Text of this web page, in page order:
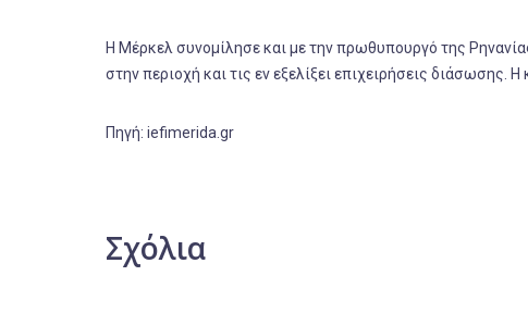
Η Μέρκελ συνομίλησε και με την πρωθυπουργό της
στην περιοχή και τις εν εξελίξει επιχειρήσεις διάσωσης.
Πηγή: iefimerida.gr
Σχόλια